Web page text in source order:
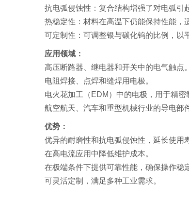
抗电弧侵蚀性：复合结构增强了对电弧引
热稳定性：材料在高温下仍能保持性能，
可定制性：可调整银与碳化钨的比例，以
应用领域：
高压断路器、继电器和开关中的电气触点。
电阻焊接、点焊和缝焊用电极。
电火花加工（EDM）中的电极，用于精密
航空航天、汽车和重型机械行业的导电部
优势：
优异的耐磨性和抗电弧侵蚀性，延长使用
在高电流应用中降低维护成本。
在极端条件下提供可靠性能，确保操作稳
可灵活定制，满足多种工业需求。